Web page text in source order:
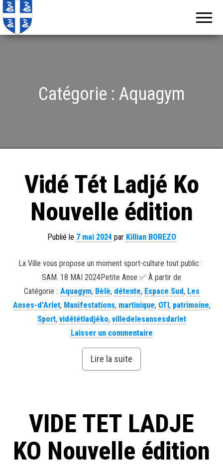
Catégorie : Aquagym
Vidé Tét Ladjé Ko
Nouvelle édition
Publié le 7 mai 2024par Killian BOREZO
La Ville vous propose un moment sport-culture tout public : ️
SAM. 18 MAI 2024Petite Anse ✅ À partir de
Catégorie : Aquagym, Bèlè, détente, Espace Sud, Les
Anses-d'Arlet, Manifestations, martinique, OTI, patrimoine,
Sport, vidététladjéko, villedelesansesdarlet
Laisser un commentaire
Lire la suite
VIDE TET LADJE
KO Nouvelle édition